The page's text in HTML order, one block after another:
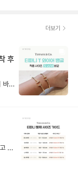
더보기
후
티파니 팔찌를 고를 때, 가장 많이 고민되는 부분이 바로 S와 M 중 어떤 게 더 잘 맞을까? 이죠. 사진으로는 차이가 미묘해 보여도, 직접 착용해보면 핏감이 확연히 다릅니다. 손목 둘레 14.5cm인 제가 실제로 두 사이즈를 모두 착용해보고, 느껴본 착용감과 차이를 정리해봤어요. 📏 티파니 팔찌 사이즈 기준 (손목 둘레 기준) S 사이즈 → 손목 둘레 13.4~14.6cm (약 13~14호) M 사이즈 → 손목 둘레 14.6~15.9cm (약 14~16호) ✋ 실착 비교 (손목 둘레 14.5cm 기준) S 사이즈 착용 - 손목에 밀착되는 슬림한 핏 - 약간의 텐션이 느껴지지만, 고정감이 좋아 움직임 중에도 돌아가지 않아요. - 단단한 구조라 착용 시 살짝 타이트하게 느껴질 수 있으나, 깔끔하고 세련된 실루엣을 원하신다면 만족도가 높습니다. M 사이즈 착용 - 손목 아래로 살짝 내려오는 여유핏 - 팔을 움직일 때마다 자연스럽게 흘러내리며, 자유로운 움직임을 선호하는 분께 편안한 핏이에요. - 데일리로 오랫동안 착용하기엔 부담이 적고, 다른 액세서리와 레이어드하기에도 좋습니다. 💡 핏 선택 가이드 뱅글이나 와이어 형태처럼 단단한 디자인은 너무 여유 있으면 흘러내리고, 너무 타이트하면 착용이 불편할 수 있어요. 그래서 원하는 착용감에 따라 사이즈를 선택하는 것이 중요해요. ✔️슬림한 실루엣 / 손목에 고정되는 착용감 → S 추천 ✔️편안하고 자연스러운 움직임 / 여유 있는 착용감 → M 추천 (참고로 저는 개인적으로, 뱅글은 손목에 딱 맞는 S 사이즈가 라인이 가장 예쁘고 티파니 특유의 구조미가 잘 살아난다고 느꼈어요 🙂)
티파니 팔찌 사이즈 고를 때 ‘S, M, L…’ 표기만 보고 내 사이즈를 찾기 어려우셨나요? 티파니는 미국 브랜드라 사이즈를 S, M, L 등으로 표기하지만, 유럽과 한국에서는 손목 둘레(cm) 기준이 익숙하죠. 그래서 페이브릴이 티파니 팔찌 사이즈를 유럽/한국 기준으로 정리해드릴게요. 📏 티파니 팔찌, 손목 둘레 기준으로 보면 S 사이즈 → 손목 둘레 13.4~14.6cm M 사이즈 → 손목 둘레 14.6~15.9cm 에 맞아요. ✋ 실착 예시 (손목 둘레 14.5cm 기준) 뱅글 디자인인 T 와이어 팔찌를 착용했을 때, - S 사이즈는 손목에 딱 붙는 슬림한 핏 - M 사이즈는 손목 아래로 살짝 내려오는 여유로운 핏이에요. 💡 디자인에 따라 다른 핏 선택 뱅글, 체인 등 디자인에 따라, 선호하는 핏이 달라질 수 있어요. 일반적으로 슬림한 실루엣을 원하신다면 S, 자연스러운 여유를 원하신다면 M을 추천드립니다. (저는 개인적으로 뱅글은 손목에 딱 맞는 S 사이즈가 가장 예쁘더라구요🙂) 티파니 팔찌 사이즈표로 나에게 맞는 팔찌 사이즈를 찾아보세요! _________ Q. ‘스몰 모델’과 ‘스몰 사이즈’, 뭐가 다른가요? A. ‘스몰 모델’은 팔찌 디자인의 크기(두께나 폭) 를 의미하고, ‘스몰 사이즈’는 손목에 맞는 착용 사이즈를 뜻해요. 예를 들어, [티파니 T 스마일 '스몰' 브레이슬릿] 이라면 1️⃣ 스마일 디자인이 얇은 모델이라는 뜻이고, '미디엄'은 스마일이 조금 더 두꺼운 모델이에요. 2️⃣ 그 안에서도 S, M, L 사이즈가 나뉘어, 손목 둘레에 맞게 선택하시면 됩니다.